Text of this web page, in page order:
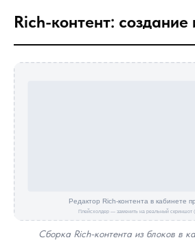
Rich-контент: создание
Сборка Rich-контента из блоков в